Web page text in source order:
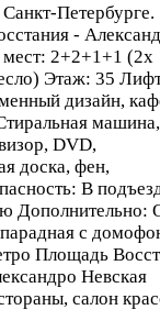
Петербурге.
-
2+2+1+1 (2х
Этаж: 35
дизайн,
машина,
DVD,
доска, фен,
В
Дополнительно:
с
Площадь
Невская
салон